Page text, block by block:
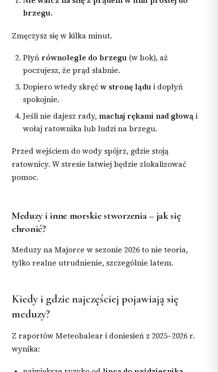
brzegu.
Zmęczysz się w kilka minut.
Płyń równolegle do brzegu (w bok), aż
poczujesz, że prąd słabnie.
Dopiero wtedy skręćw stronę lądu i dopłyń
spokojnie.
Jeśli nie dajesz rady, machaj rękami nad głowąi
wołaj ratownika lub ludzi na brzegu.
Przed wejściem do wody spójrz, gdzie stoją
ratownicy. W stresie łatwiej będzie zlokalizować
pomoc.
Meduzy i inne morskie stworzenia – jak się
chronić?
Meduzy na Majorce w sezonie 2026 to nie teoria,
tylko realne utrudnienie, szczególnie latem.
Kiedy i gdzie najczęściej pojawiają się
meduzy?
Z raportów Meteobalear i doniesień z 2025–2026 r.
wynika: